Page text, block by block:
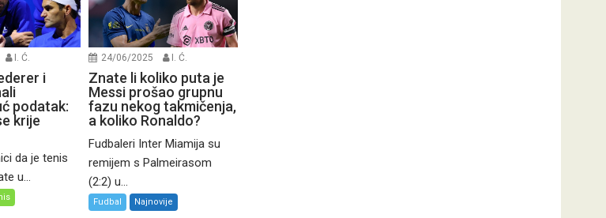
I. Ć.
i
podatak:
krije
da je tenis
u...
24/06/2025 I. Ć.
Znate li koliko puta je
Messi prošao grupnu
fazu nekog takmičenja,
a koliko Ronaldo?
Fudbaleri Inter Miamija su
remijem s Palmeirasom
(2:2) u...
Fudbal Najnovije